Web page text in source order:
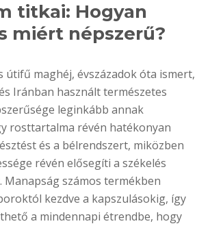
titkai: Hogyan
miért népszerű?
útifű maghéj, évszázadok óta ismert,
Iránban használt természetes
leginkább annak
rosttartalma révén hatékonyan
és a bélrendszert, miközben
révén elősegíti a székelés
Manapság számos termékben
kezdve a kapszulásokig, így
a mindennapi étrendbe, hogy